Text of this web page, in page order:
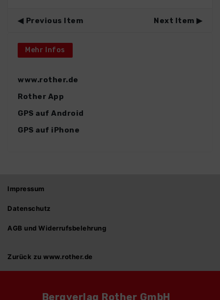
Previous Item Next Item
Mehr Infos
www.rother.de
Rother App
GPS auf Android
GPS auf iPhone
Impressum
Datenschutz
AGB und Widerrufsbelehrung
Zurück zu www.rother.de
Bergverlag Rother GmbH